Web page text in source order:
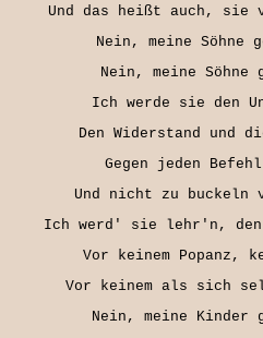
Und das heißt auch, sie
Nein, meine
Nein, meine
Ich werde sie den
Den Widerstand und
Gegen jeden
Und nicht zu buckeln
Ich werd' sie lehr'n, den
Vor keinem Popanz,
Vor keinem als sich
Nein, meine